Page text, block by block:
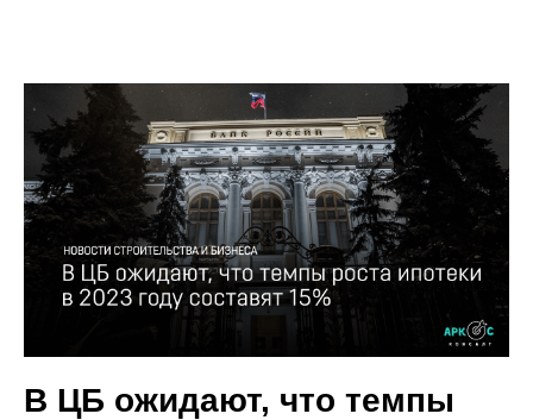
В ЦБ ожидают, что темпы